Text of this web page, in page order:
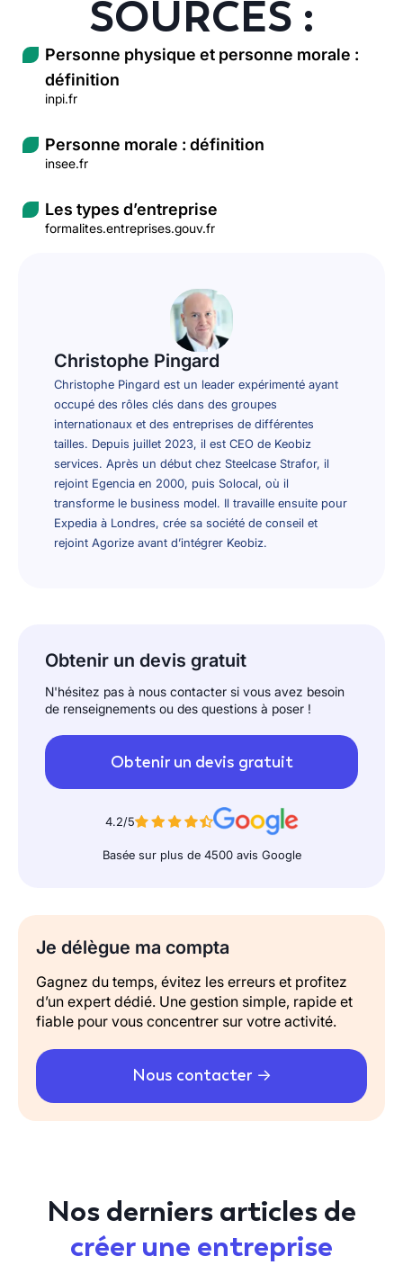
SOURCES :
Personne physique et personne morale :
définition
inpi.fr
Personne morale : définition
insee.fr
Les types d’entreprise
formalites.entreprises.gouv.fr
Christophe Pingard
Christophe Pingard est un leader expérimenté ayant
occupé des rôles clés dans des groupes
internationaux et des entreprises de différentes
tailles. Depuis juillet 2023, il est CEO de Keobiz
services. Après un début chez Steelcase Strafor, il
rejoint Egencia en 2000, puis Solocal, où il
transforme le business model. Il travaille ensuite pour
Expedia à Londres, crée sa société de conseil et
rejoint Agorize avant d’intégrer Keobiz.
Obtenir un devis gratuit
N'hésitez pas à nous contacter si vous avez besoin
de renseignements ou des questions à poser !
Obtenir un devis gratuit
4.2/5
Basée sur plus de 4500 avis Google
Je délègue ma compta
Gagnez du temps, évitez les erreurs et profitez
d’un expert dédié. Une gestion simple, rapide et
fiable pour vous concentrer sur votre activité.
Nous contacter
Nos derniers articles de
créer une entreprise